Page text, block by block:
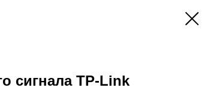
сигнала TP-Link